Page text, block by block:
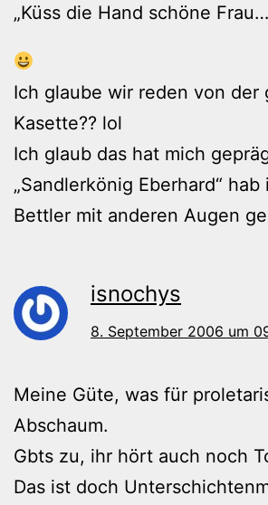
„Küss die Hand schöne
Ich glaube wir reden von der
Kasette?? lol
Ich glaub das hat mich
„Sandlerkönig Eberhard“
Bettler mit anderen Augen
isnochys
8. September 2006 um
Meine Güte, was für
Abschaum.
Gbts zu, ihr hört auch noch
Das ist doch